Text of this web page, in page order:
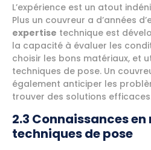
L’expérience est un atout
Plus un couvreur a d’années
expertise technique est
la capacité à évaluer les
choisir les bons matériaux, et
techniques de pose. Un
également anticiper les
trouver des solutions
2.3 Connaissances
techniques de pose